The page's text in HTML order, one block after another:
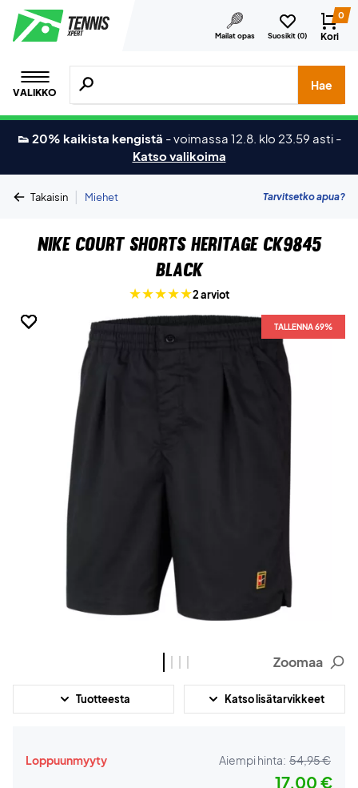
Mailat opas Suosikit (0)
0
Kori
VALIKKO
Hae tuotteita, merkkejä jne.
Hae
👟 20% kaikista kengistä -voimassa 12.8. klo 23.59 asti -
Katso valikoima
Takaisin | Miehet Tarvitsetko apua?
Nike Court Shorts Heritage CK9845
Black
2 arviot
TALLENNA 69%
TALLENNA 69%
TALLENNA 69%
TALLENNA 69%
Zoomaa
Tuotteesta Katso lisätarvikkeet
Loppuunmyyty Aiempi hinta: 54,95 €
17,00 €